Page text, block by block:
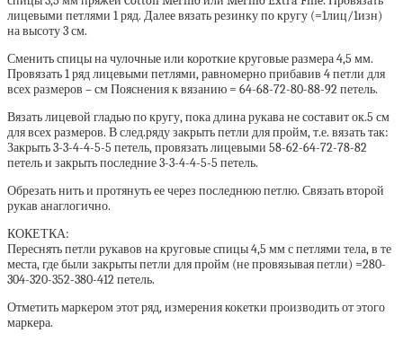
лицевыми петлями 1 ряд. Далее вязать резинку по кругу (=1лиц/1изн)
на высоту 3 см.
Сменить спицы на чулочные или короткие круговые размера 4,5 мм.
Провязать 1 ряд лицевыми петлями, равномерно прибавив 4 петли для
всех размеров – см Пояснения к вязанию = 64-68-72-80-88-92 петель.
Вязать лицевой гладью по кругу, пока длина рукава не составит ок.5 см
для всех размеров. В след.ряду закрыть петли для пройм, т.е. вязать так:
Закрыть 3-3-4-4-5-5 петель, провязать лицевыми 58-62-64-72-78-82
петель и закрыть последние 3-3-4-4-5-5 петель.
Обрезать нить и протянуть ее через последнюю петлю. Связать второй
рукав анаглогично.
КОКЕТКА:
Переснять петли рукавов на круговые спицы 4,5 мм с петлями тела, в те
места, где были закрыты петли для пройм (не провязывая петли) =280-
304-320-352-380-412 петель.
Отметить маркером этот ряд, измерения кокетки производить от этого
маркера.